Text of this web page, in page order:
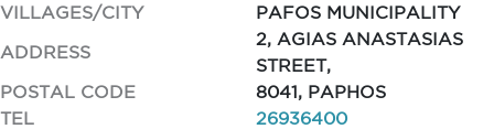
VILLAGES/CITY
PAFOS MUNICIPALITY
ADDRESS
2, AGIAS ANASTASIAS
STREET,
POSTAL CODE
8041, PAPHOS
TEL
26936400